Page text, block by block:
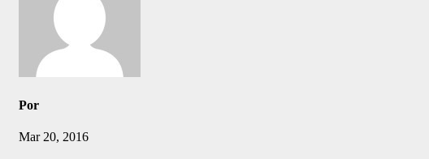
Por
Mar 20, 2016